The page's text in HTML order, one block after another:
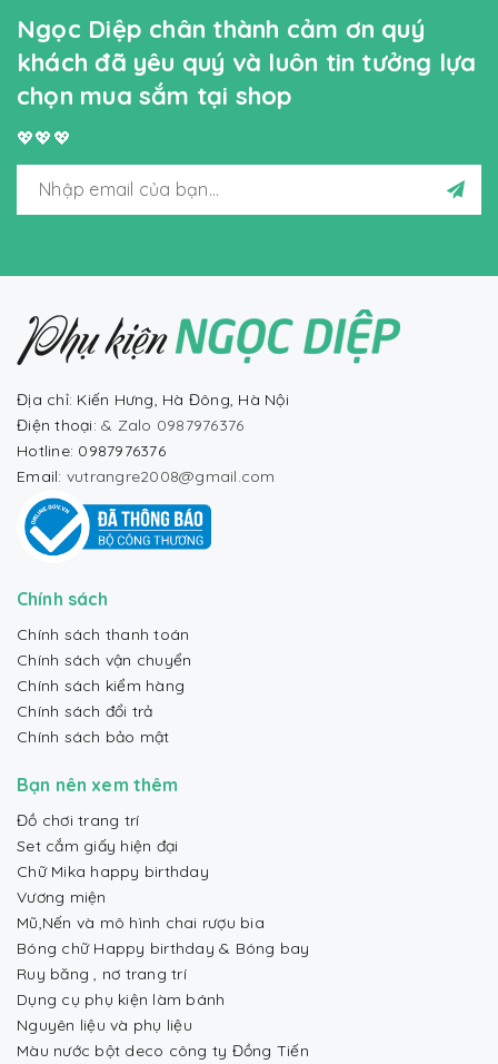
Ngọc Diệp chân thành cảm ơn quý
khách đã yêu quý và luôn tin tưởng lựa
chọn mua sắm tại shop
💖💖💖
Địa chỉ: Kiến Hưng, Hà Đông, Hà Nội
Điện thoại: & Zalo 0987976376
Hotline: 0987976376
Email: vutrangre2008@gmail.com
Chính sách
Chính sách thanh toán
Chính sách vận chuyển
Chính sách kiểm hàng
Chính sách đổi trả
Chính sách bảo mật
Bạn nên xem thêm
Đồ chơi trang trí
Set cắm giấy hiện đại
Chữ Mika happy birthday
Vương miện
Mũ,Nến và mô hình chai rượu bia
Bóng chữ Happy birthday & Bóng bay
Ruy băng , nơ trang trí
Dụng cụ phụ kiện làm bánh
Nguyên liệu và phụ liệu
Màu nước bột deco công ty Đồng Tiến